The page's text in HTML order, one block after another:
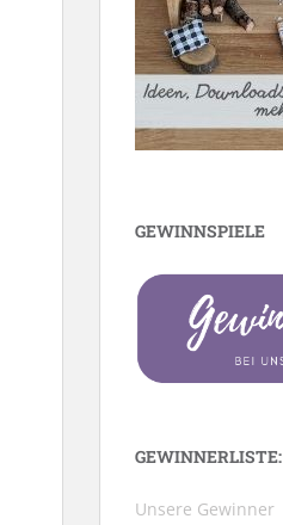
GEWINNSPIELE
GEWINNERLISTE:
Unsere Gewinner